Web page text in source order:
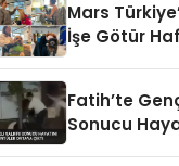
Mars
İşe Götür
Fatih’te
Sonucu